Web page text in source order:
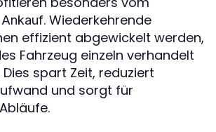
. Wiederkehrende
effizient abgewickelt werden,
Fahrzeug einzeln verhandelt
spart Zeit, reduziert
und sorgt für